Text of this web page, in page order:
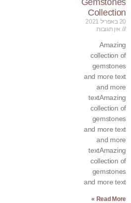
Gemstones
Collection
20 באפריל 2021
אין תגובות
Amazing
collection of
gemstones
and more text
and more
textAmazing
collection of
gemstones
and more text
and more
textAmazing
collection of
gemstones
and more text
Read More »